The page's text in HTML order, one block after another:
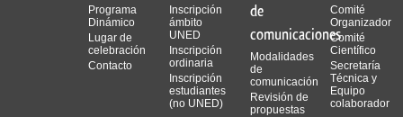
Programa
Dinámico
Lugar de
celebración
Contacto
Inscripción
ámbito
UNED
Inscripción
ordinaria
Inscripción
estudiantes
(no UNED)
de
comunicaciones
Modalidades
de
comunicación
Revisión de
propuestas
Comité
Organizador
Comité
Científico
Secretaría
Técnica y
Equipo
colaborador